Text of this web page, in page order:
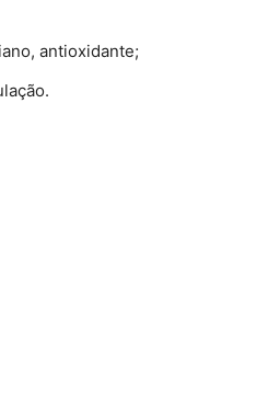
antioxidante;